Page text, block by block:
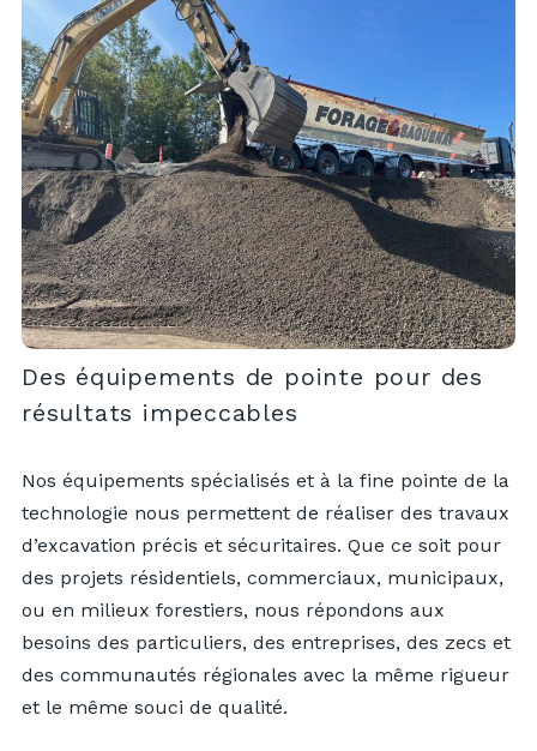
Des équipements de pointe pour des
résultats impeccables
Nos équipements spécialisés et à la fine pointe de la
technologie nous permettent de réaliser des travaux
d’excavation précis et sécuritaires. Que ce soit pour
des projets résidentiels, commerciaux, municipaux,
ou en milieux forestiers, nous répondons aux
besoins des particuliers, des entreprises, des zecs et
des communautés régionales avec la même rigueur
et le même souci de qualité.